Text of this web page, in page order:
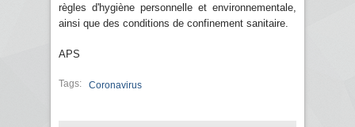
règles d'hygiène personnelle et environnementale,
ainsi que des conditions de confinement sanitaire.
APS
Tags: Coronavirus